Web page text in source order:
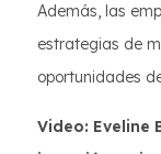
Además, las
estrategias de
oportunidades
Video: Eveline